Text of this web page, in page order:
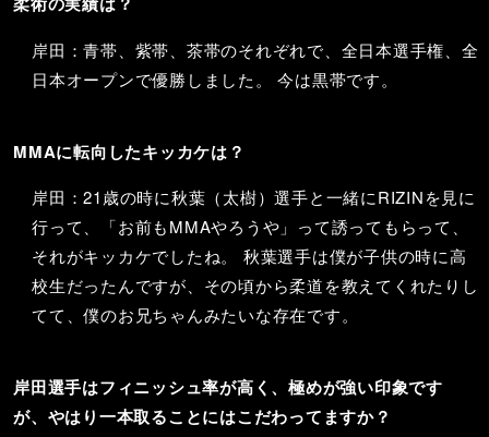
岸田：青帯、紫帯、茶帯のそれぞれで、全日本選手権、全
日本オープンで優勝しました。 今は黒帯です。
MMAに転向したキッカケは？
岸田：21歳の時に秋葉（太樹）選手と一緒にRIZINを見に
行って、「お前もMMAやろうや」って誘ってもらって、
それがキッカケでしたね。 秋葉選手は僕が子供の時に高
校生だったんですが、その頃から柔道を教えてくれたりし
てて、僕のお兄ちゃんみたいな存在です。
岸田選手はフィニッシュ率が高く、極めが強い印象です
が、やはり一本取ることにはこだわってますか？